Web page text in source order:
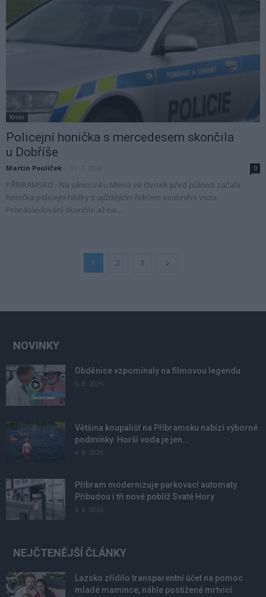
Krimi
Policejní honička s mercedesem skončila
u Dobříše
Martin Poulíček 0
PŘÍBRAMSKO - Na silnici I/4 u Milína ve čtvrtek před půlnocí začala
honička policejní hlídky s ujíždějícím řidičem osobního vozu.
Pronásledování skončilo až na...
1 2 3
NOVINKY
Obděnice vzpomínaly na filmovou legendu
6. 8. 2026
Většina koupališť na Příbramsku nabízí výborné
podmínky. Horší voda je jen...
4. 8. 2026
Příbram modernizuje parkovací automaty.
Přibudou i tři nové poblíž Svaté Hory
3. 8. 2026
NEJČTENĚJŠÍ ČLÁNKY
Lazsko zřídilo transparentní účet na pomoc
mladé mamince, náhle postižené mrtvicí